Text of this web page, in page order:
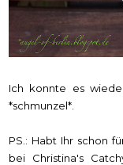
Ich konnte es
*schmunzel*.
PS.: Habt Ihr schon
bei Christina's